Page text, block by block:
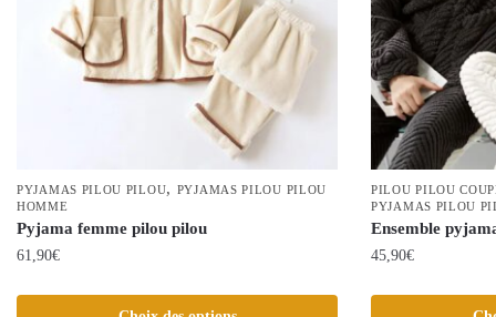
PYJAMAS PILOU PILOU, PYJAMAS PILOU PILOU
HOMME
Pyjama femme pilou pilou
61,90€
Ce
PILOU PILOU
PYJAMAS PILOU
Ensemble
45,90€
Ce